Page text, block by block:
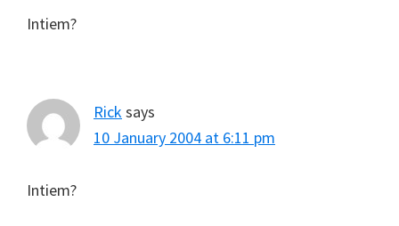
Intiem?
Ricksays
10 January 2004 at 6:11 pm
Intiem?